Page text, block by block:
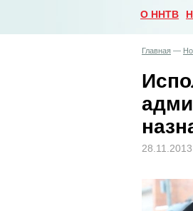
О ННТВ
Главная —
28.11.2013